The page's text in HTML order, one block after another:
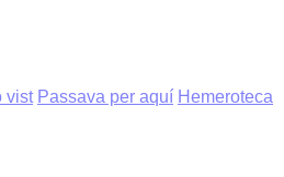
vist Passava per aquí Hemeroteca